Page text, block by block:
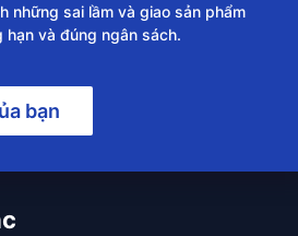
những sai lầm và giao sản phẩm
hạn và đúng ngân sách.
bạn